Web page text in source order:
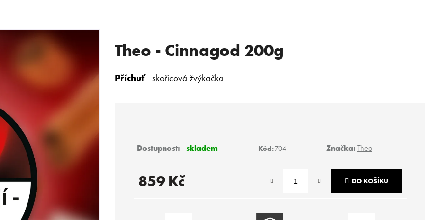
Theo - Cinnagod 200g
Příchuť- skořicová žvýkačka
skladem Kód: 704 Značka: Theo
859 Kč DO KOŠÍKU
NAJÍT?
Doporučujeme
Následující